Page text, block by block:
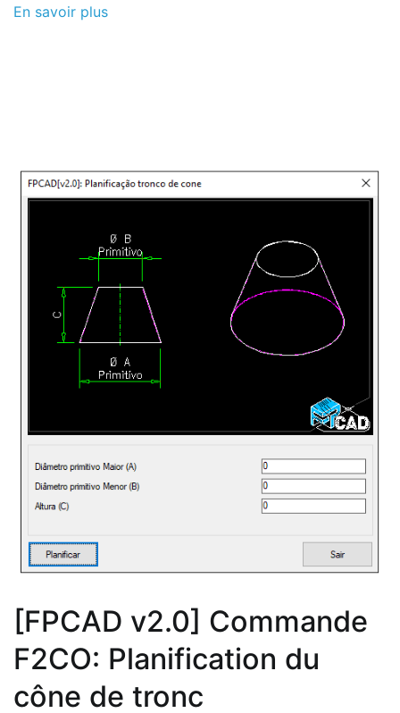
En savoir plus
[FPCAD v2.0] Commande
F2CO: Planification du
cône de tronc